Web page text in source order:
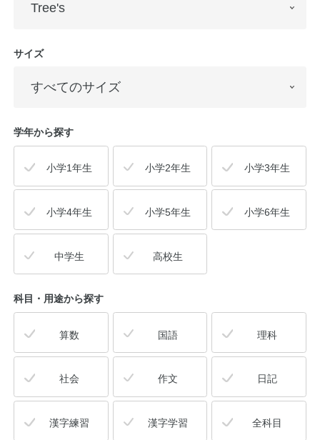
サイズ
学年から探す
小学1年生 小学2年生 小学3年生
小学4年生 小学5年生 小学6年生
中学生 高校生
科目・用途から探す
算数 国語 理科
社会 作文 日記
漢字練習 漢字学習 全科目